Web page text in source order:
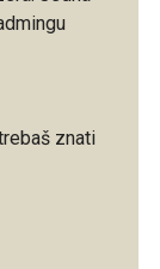
znati